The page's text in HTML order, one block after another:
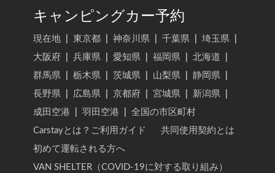
キャンピングカー予約
現在地 東京都 神奈川県 千葉県 埼玉県
大阪府
兵庫県 愛知県 福岡県 北海道
群馬県
栃木県 茨城県 山梨県 静岡県
長野県
広島県 京都府 宮城県 新潟県
成田空港
羽田空港
全国の市区町村
Carstayとは？ご利用ガイド
共同使用契約とは
初めて運転される方へ
VAN SHELTER（COVID-19に対する取り組み）